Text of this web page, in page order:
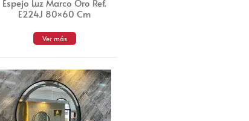
Espejo Luz Marco Oro Ref.
E224J 80×60 Cm
Ver más